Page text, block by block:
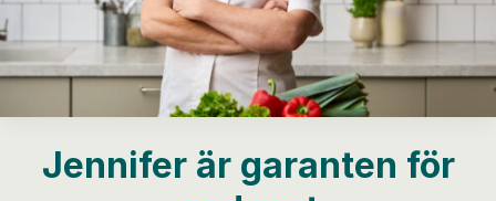
Jennifer är garanten för